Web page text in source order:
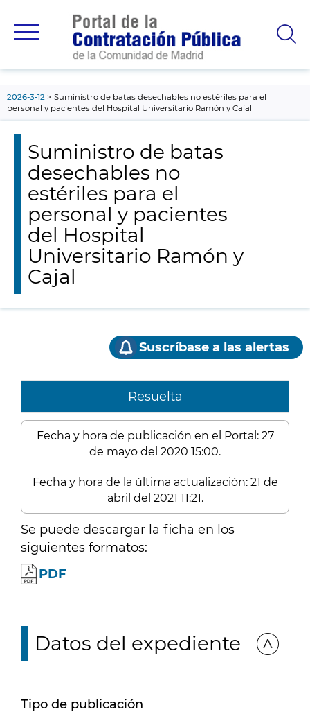
principal
2026-3-12
Suministro de batas desechables no estériles para el
personal y pacientes del Hospital Universitario Ramón y Cajal
Suministro de batas
desechables no
estériles para el
personal y pacientes
del Hospital
Universitario Ramón y
Cajal
Suscríbase a las alertas
Resuelta
Fecha y hora de publicación en el Portal: 27
de mayo del 2020 15:00.
Fecha y hora de la última actualización: 21 de
abril del 2021 11:21.
Se puede descargar la ficha en los
siguientes formatos:
PDF
Datos del expediente
Tipo de publicación